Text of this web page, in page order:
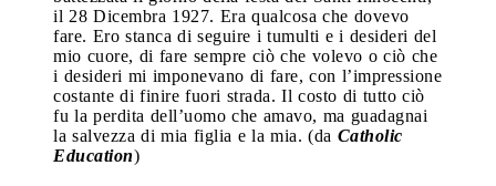
il 28 Dicembra 1927. Era qualcosa che dovevo
fare. Ero stanca di seguire i tumulti e i desideri del
mio cuore, di fare sempre ciò che volevo o ciò che
i desideri mi imponevano di fare, con l’impressione
costante di finire fuori strada. Il costo di tutto ciò
fu la perdita dell’uomo che amavo, ma guadagnai
la salvezza di mia figlia e la mia. (da Catholic
Education)